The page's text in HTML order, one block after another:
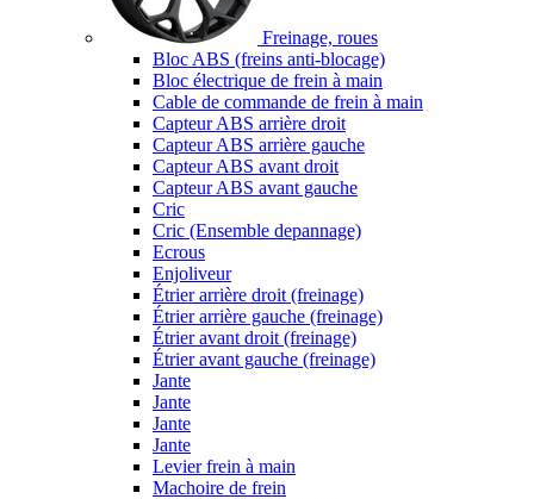
Freinage, roues
Bloc ABS (freins anti-blocage)
Bloc électrique de frein à main
Cable de commande de frein à main
Capteur ABS arrière droit
Capteur ABS arrière gauche
Capteur ABS avant droit
Capteur ABS avant gauche
Cric
Cric (Ensemble depannage)
Ecrous
Enjoliveur
Étrier arrière droit (freinage)
Étrier arrière gauche (freinage)
Étrier avant droit (freinage)
Étrier avant gauche (freinage)
Jante
Jante
Jante
Jante
Levier frein à main
Machoire de frein